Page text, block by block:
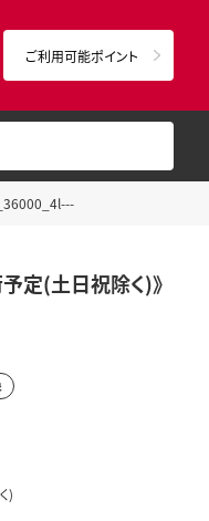
ご利用可能ポイント
定(土日祝除く)》
)